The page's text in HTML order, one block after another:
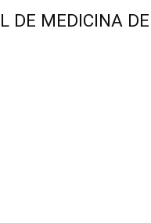
DE MEDICINA